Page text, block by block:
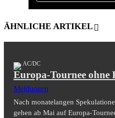
ÄHNLICHE ARTIKEL
AC/DC
Europa-Tournee
Meldungen
Nach monatelangen
gehen ab Mai auf Europa-